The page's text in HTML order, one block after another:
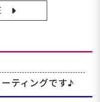
ティングです♪